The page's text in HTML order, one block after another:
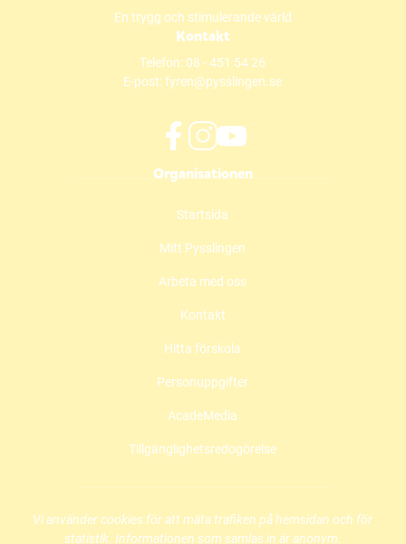
En trygg och stimulerande värld
Kontakt
Telefon: 08 - 451 54 26
E-post:fyren@pysslingen.se
a
e
o
p
n
s
i
t
f
n
t
g
m
ö
p
a
s
t
t
o
b
p
a
i
n
f
ö
Organisationen
Startsida
Mitt Pysslingen
Arbeta med oss
Kontakt
Hitta förskola
Personuppgifter
AcadeMedia
Tillgänglighetsredogörelse
Vi använder cookies för att mäta trafiken på hemsidan och för
statistik. Informationen som samlas in är anonym.